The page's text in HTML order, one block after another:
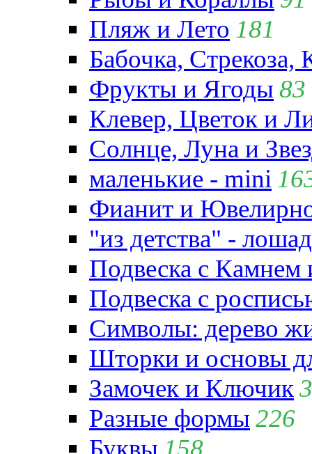
Пляж и Лето 181
Бабочка,
Фрукты и Ягоды 83
Клевер, Цветок и
Солнце, Луна и
маленькие - mini
Фианит и
"из детства" -
Подвеска с
Подвеска с
Символы: дерево
Шторки и основы
Замочек и Ключик
Разные формы 226
Буквы 158